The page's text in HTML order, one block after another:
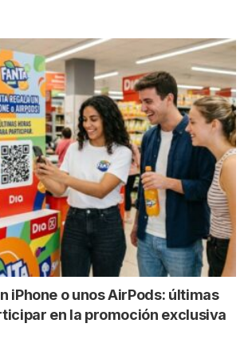
iPhone o unos AirPods: últimas
en la promoción exclusiva